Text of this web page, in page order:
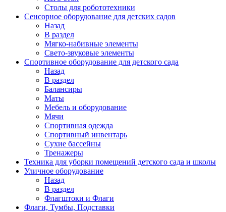
Столы для робототехники
Сенсорное оборудование для детских садов
Назад
В раздел
Мягко-набивные элементы
Свето-звуковые элементы
Спортивное оборудование для детского сада
Назад
В раздел
Балансиры
Маты
Мебель и оборудование
Мячи
Спортивная одежда
Спортивный инвентарь
Сухие бассейны
Тренажеры
Техника для уборки помещений детского сада и школы
Уличное оборудование
Назад
В раздел
Флагштоки и Флаги
Флаги, Тумбы, Подставки